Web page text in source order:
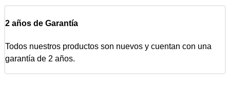
2 años de Garantía
Todos nuestros productos son nuevos y cuentan con una
garantía de 2 años.